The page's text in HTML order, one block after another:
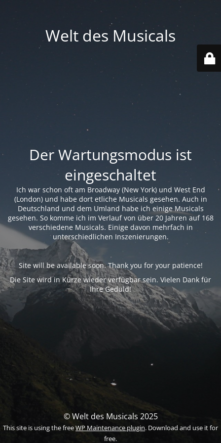
Welt des Musicals
Der Wartungsmodus ist
eingeschaltet
Ich war schon oft am Broadway (New York) und West End
(London) und habe dort etliche Musicals gesehen. Auch in
Deutschland und dem Umland habe ich einige Musicals
gesehen. So komme ich im Verlauf von über 20 Jahren auf 168
verschiedene Musicals. Einige davon mehrfach in
unterschiedlichen Inszenierungen.
Site will be available soon. Thank you for your patience!
Die Site wird in Kürze wieder verfügbar sein. Vielen Dank für
Ihre Geduld!
© Welt des Musicals 2025
This site is using the freeWP Maintenance plugin. Download and use it for
free.